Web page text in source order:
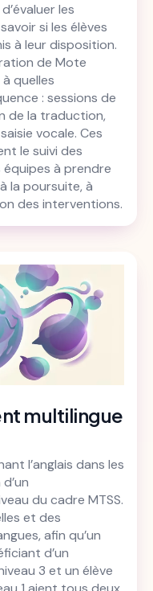
les
si les élèves
à leur disposition.
de Mote
quelles
: sessions de
de la traduction,
vocale. Ces
le suivi des
à prendre
la poursuite, à
des interventions.
multilingue
l’anglais dans les
du cadre MTSS.
et des
afin qu’un
d’un
3 et un élève